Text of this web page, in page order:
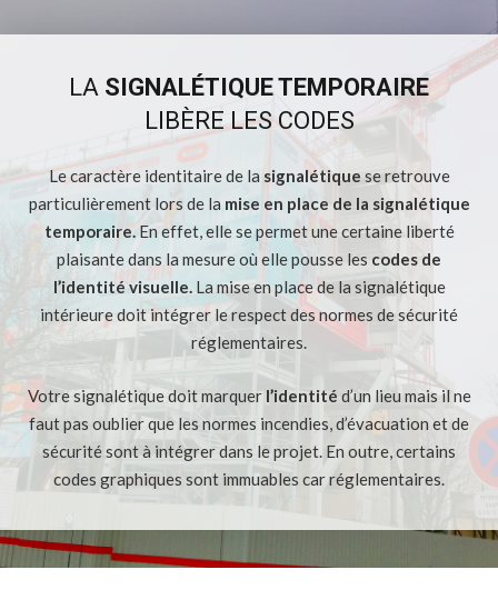
LA SIGNALÉTIQUE TEMPORAIRE
LIBÈRE LES CODES
Le caractère identitaire de la signalétique se retrouve
particulièrement lors de la mise en place de la signalétique
temporaire.En effet, elle se permet une certaine liberté
plaisante dans la mesure où elle pousse les codes de
l’identité visuelle.La mise en place de la signalétique
intérieure doit intégrer le respect des normes de sécurité
réglementaires.
Votre signalétique doit marquer l’identité d’un lieu mais il ne
faut pas oublier que les normes incendies, d’évacuation et de
sécurité sont à intégrer dans le projet. En outre, certains
codes graphiques sont immuables car réglementaires.